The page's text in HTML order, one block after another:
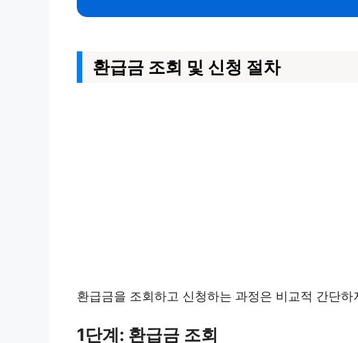
환급금 조회 및 신청 절차
환급금을 조회하고 신청하는 과정은 비교적 간단
1단계: 환급금 조회